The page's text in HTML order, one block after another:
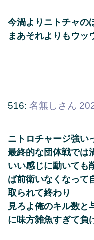
今渦よりニトチャの
まあそれよりもウッ
516: 名無しさん
ニトロチャージ強い
最終的な団体戦では
いい感じに動いても
ば前衛いなくなって
取られて終わり
見ろよ俺のキル数と
に味方雑魚すぎて負